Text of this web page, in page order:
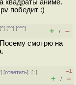
квадраты аниме.
победит :)
^] [^^] [^^^]
+ / –
смотрю на
] [ответить][↑]
–1
+ / –